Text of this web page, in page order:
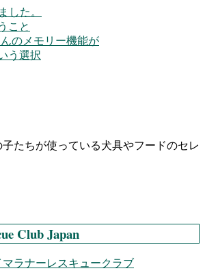
した。
こと
んのメモリー機能が
う選択
たちが使っている犬具やフードのセレ
Club Japan